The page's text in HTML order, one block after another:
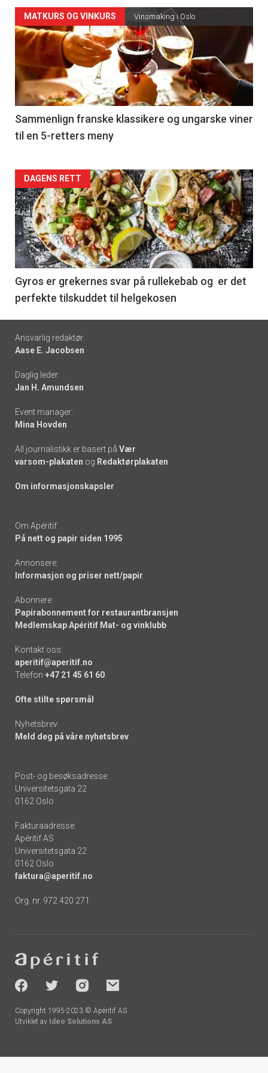
Forsiden
akkurat
nå
-
5
MATKURS OG VINKURS Vinsmaking i Oslo
Sammenlign franske klassikere og ungarske viner
til en 5-retters meny
Forsiden
akkurat
nå
-
6
DAGENS RETT
Gyros er grekernes svar på rullekebab og er det
perfekte tilskuddet til helgekosen
Footer
-
links
Ansvarlig redaktør:
Aase E. Jacobsen
Daglig leder:
Jan H. Amundsen
Event manager:
Mina Hovden
All journalistikk er basert på Vær
varsom-plakaten og Redaktørplakaten
Om informasjonskapsler
Om Apéritif:
På nett og papir siden 1995
Annonsere:
Informasjon og priser nett/papir
Abonnere:
Papirabonnement for restaurantbransjen
Medlemskap Apéritif Mat- og vinklubb
Kontakt oss:
aperitif@aperitif.no
Telefon +47 21 45 61 60
Ofte stilte spørsmål
Nyhetsbrev:
Meld deg på våre nyhetsbrev
Post- og besøksadresse:
Universitetsgata 22
0162 Oslo
Fakturaadresse:
Apéritif AS
Universitetsgata 22
0162 Oslo
faktura@aperitif.no
Org. nr. 972 420 271
-
socials
Copyright 1995-2023 © Apéritif AS
Utviklet av Ideo Solutions AS